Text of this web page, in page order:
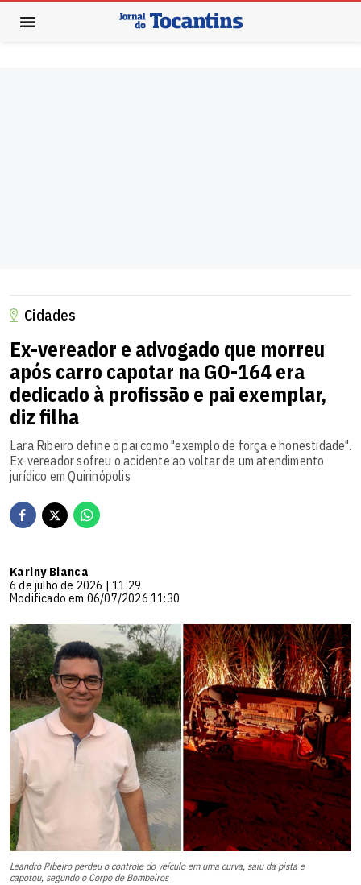
Cidades
Ex-vereador e advogado que morreu
após carro capotar na GO-164 era
dedicado à profissão e pai exemplar,
diz filha
Lara Ribeiro define o pai como "exemplo de força e honestidade".
Ex-vereador sofreu o acidente ao voltar de um atendimento
jurídico em Quirinópolis
Kariny Bianca
6 de julho de 2026 | 11:29
Modificado em 06/07/2026 11:30
Leandro Ribeiro perdeu o controle do veículo em uma curva, saiu da pista e
capotou, segundo o Corpo de Bombeiros